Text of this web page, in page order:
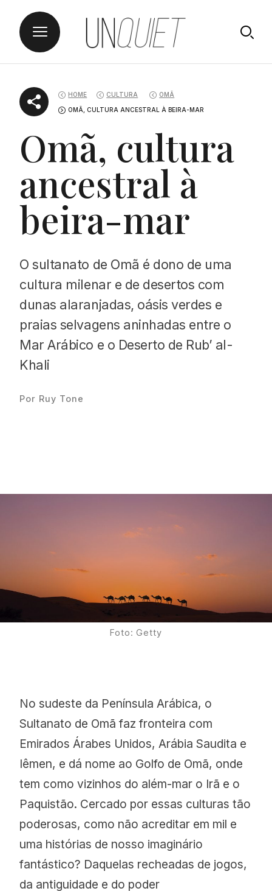
content
Proudly
HOME CULTURA OMÃ
OMÃ, CULTURA ANCESTRAL À BEIRA-MAR
Omã, cultura
ancestral à
beira-mar
O sultanato de Omã é dono de uma
cultura milenar e de desertos com
dunas alaranjadas, oásis verdes e
praias selvagens aninhadas entre o
Mar Arábico e o Deserto de Rub’ al-
Khali
Por Ruy Tone
Foto: Getty
No sudeste da Península Arábica, o
Sultanato de Omã faz fronteira com
Emirados Árabes Unidos, Arábia Saudita e
Iêmen, e dá nome ao Golfo de Omã, onde
tem como vizinhos do além-mar o Irã e o
Paquistão. Cercado por essas culturas tão
poderosas, como não acreditar em mil e
uma histórias de nosso imaginário
fantástico? Daquelas recheadas de jogos,
da antiguidade e do poder